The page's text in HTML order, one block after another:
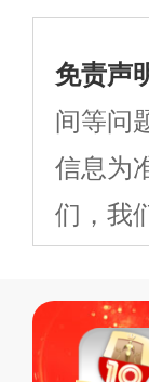
免责声
间等问
信息为
们，我
标、
复制